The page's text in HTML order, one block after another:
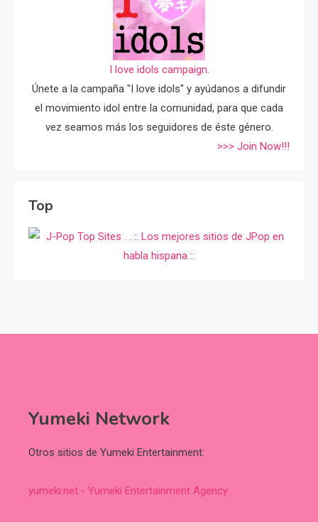
I love idols campaign.
Únete a la campaña "I love idols" y ayúdanos a difundir
el movimiento idol entre la comunidad, para que cada
vez seamos más los seguidores de éste género.
>>> Join Now!!!
Top
Yumeki Network
Otros sitios de Yumeki Entertainment:
yumeki.net - Yumeki Entertainment Agency